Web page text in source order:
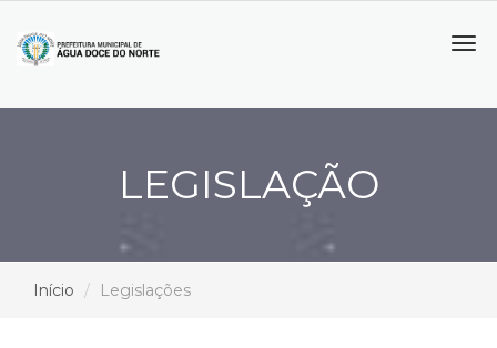
LEGISLAÇÃO
Início Legislações